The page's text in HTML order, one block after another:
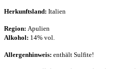
Herkunftsland: Italien
Region: Apulien
Alkohol: 14% vol.
Allergenhinweis: enthält Sulfite!